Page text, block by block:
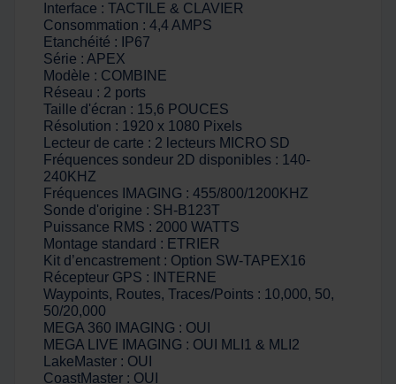
Interface : TACTILE & CLAVIER
Consommation : 4,4 AMPS
Etanchéité : IP67
Série : APEX
Modèle : COMBINE
Réseau : 2 ports
Taille d'écran : 15,6 POUCES
Résolution : 1920 x 1080 Pixels
Lecteur de carte : 2 lecteurs MICRO SD
Fréquences sondeur 2D disponibles : 140-
240KHZ
Fréquences IMAGING : 455/800/1200KHZ
Sonde d'origine : SH-B123T
Puissance RMS : 2000 WATTS
Montage standard : ETRIER
Kit d’encastrement : Option SW-TAPEX16
Récepteur GPS : INTERNE
Waypoints, Routes, Traces/Points : 10,000, 50,
50/20,000
MEGA 360 IMAGING : OUI
MEGA LIVE IMAGING : OUI MLI1 & MLI2
LakeMaster : OUI
CoastMaster : OUI